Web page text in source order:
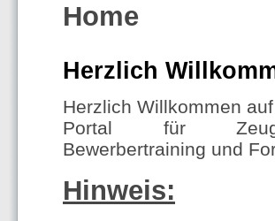
Home
Herzlich
Herzlich Willkommen
Portal für
Bewerbertraining und
Hinweis: